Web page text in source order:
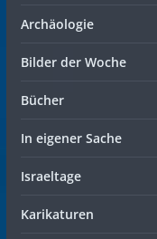
Archäologie
Bilder der Woche
Bücher
In eigener Sache
Israeltage
Karikaturen